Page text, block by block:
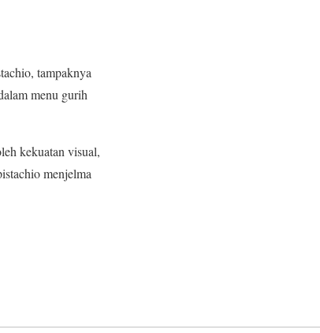
tampaknya
menu gurih
kekuatan visual,
menjelma